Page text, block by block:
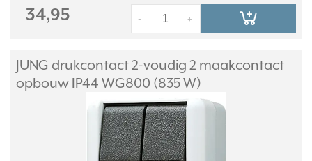
34,95 +
-
JUNG drukcontact 2-voudig 2 maakcontact
opbouw IP44 WG800 (835 W)